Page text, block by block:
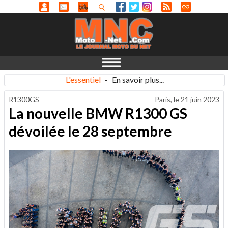
L'essentiel - En savoir plus...
R1300GS Paris, le 21 juin 2023
La nouvelle BMW R1300 GS
dévoilée le 28 septembre